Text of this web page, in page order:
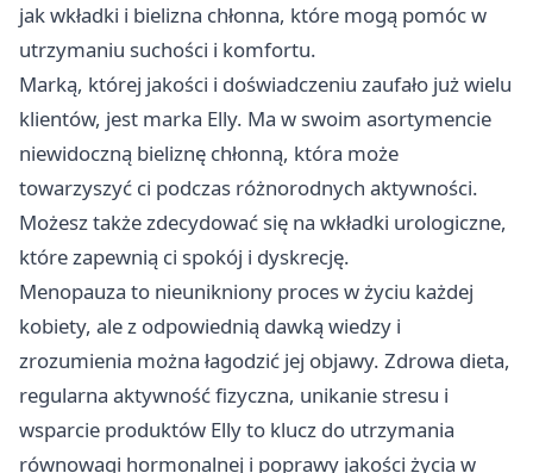
jak wkładki i bielizna chłonna, które mogą pomóc w
utrzymaniu suchości i komfortu.
Marką, której jakości i doświadczeniu zaufało już wielu
klientów, jest marka Elly. Ma w swoim asortymencie
niewidoczną bieliznę chłonną, która może
towarzyszyć ci podczas różnorodnych aktywności.
Możesz także zdecydować się na wkładki urologiczne,
które zapewnią ci spokój i dyskrecję.
Menopauza to nieunikniony proces w życiu każdej
kobiety, ale z odpowiednią dawką wiedzy i
zrozumienia można łagodzić jej objawy. Zdrowa dieta,
regularna aktywność fizyczna, unikanie stresu i
wsparcie produktów Elly to klucz do utrzymania
równowagi hormonalnej i poprawy jakości życia w